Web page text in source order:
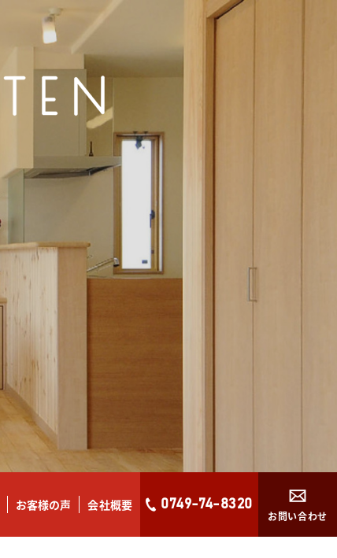
お客様の声 会社概要 0749-74-8320
お問い合わせ